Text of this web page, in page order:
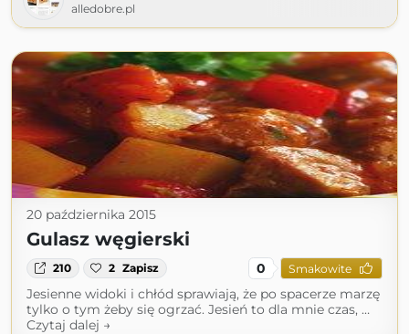
alledobre.pl
20 października 2015
Gulasz węgierski
210 2 Zapisz 0 Smakowite
Jesienne widoki i chłód sprawiają, że po spacerze marzę
tylko o tym żeby się ogrzać. Jesień to dla mnie czas, …
Czytaj dalej →